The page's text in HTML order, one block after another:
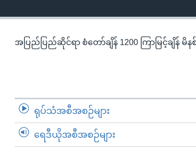
အပြည်ပြည်ဆိုင်ရာ စံတော်ချိန် 1200 ကြာမြင့်ချိန် မိန
ရုပ်သံအစီအစဉ်များ
ရေဒီယိုအစီအစဉ်များ